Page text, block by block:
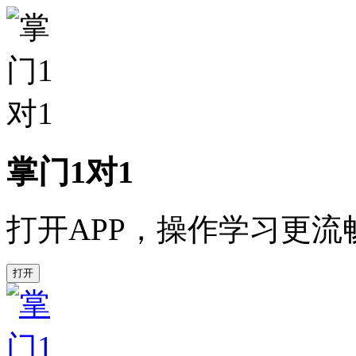
掌门1对1
打开APP，操作学习更流
打开